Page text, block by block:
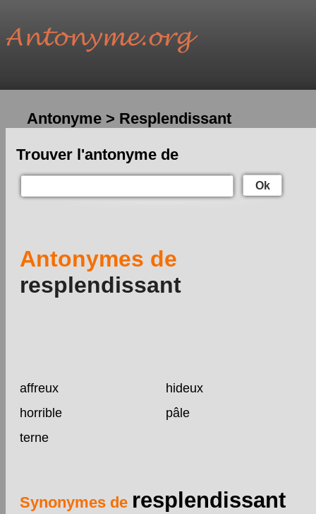
Antonyme > Resplendissant
Trouver l'antonyme de
Ok
Antonymes de
resplendissant
affreux
hideux
horrible
pâle
terne
Synonymes de resplendissant